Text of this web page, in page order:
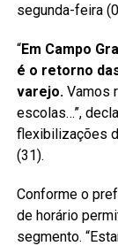
segunda-feira
“Em Campo
é o retorno
varejo. Vamos
escolas…”,
flexibilizações
(31).
Conforme o
de horário
segmento.